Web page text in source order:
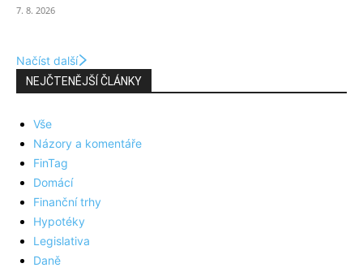
7. 8. 2026
Načíst další
NEJČTENĚJŠÍ ČLÁNKY
Vše
Názory a komentáře
FinTag
Domácí
Finanční trhy
Hypotéky
Legislativa
Daně